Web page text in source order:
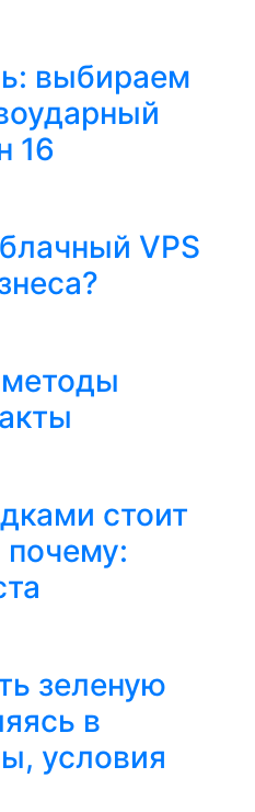
выбираем
16
VPS
стоит
зеленую
в
условия